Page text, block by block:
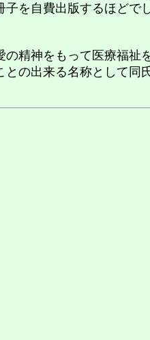
を自費出版するほどで
精神をもって医療福祉
の出来る名称として同